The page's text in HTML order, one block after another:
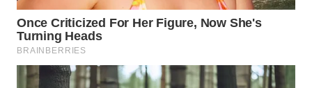
WN
MALUKU
WN